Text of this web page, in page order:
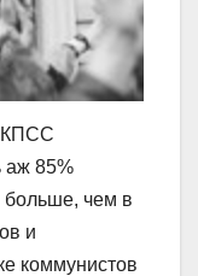
КПСС
аж 85%
больше, чем в
и
коммунистов